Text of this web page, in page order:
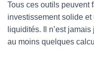
Tous ces outils peuvent
investissement solide
liquidités. Il n’est
au moins quelques